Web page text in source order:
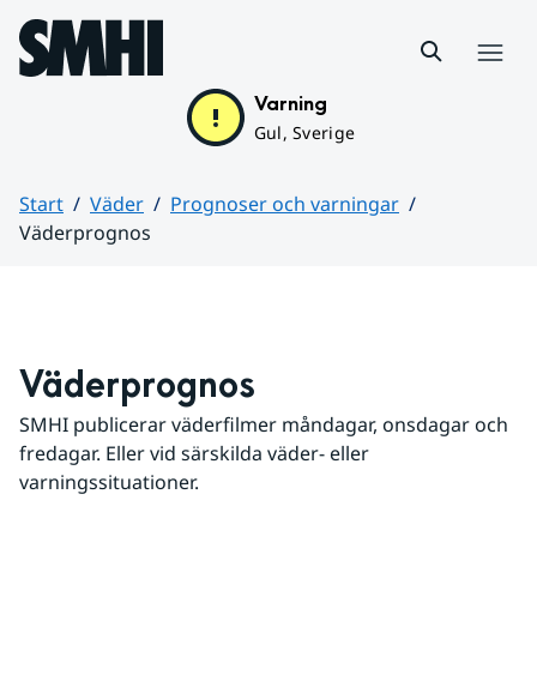
Hoppa till sidans innehåll
Varning
Gul, Sverige
Start Väder
Prognoser och varningar
Väderprognos
Väderprognos
SMHI publicerar väderfilmer måndagar, onsdagar och
fredagar. Eller vid särskilda väder- eller
varningssituationer.